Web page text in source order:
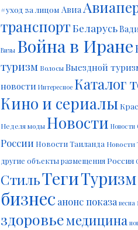
#уход за лицом Авиа
транспортБеларусь
Визы Война в Иране
туризм ВолосыВыездной
новости Интересное Каталог
Кино и сериалы
Неделя моды Новости
России Новости Таиланда Новости
другие объекты размещенияРоссия
СтильТегиТуризм
бизнес анонс показа весна
здоровьемедицина